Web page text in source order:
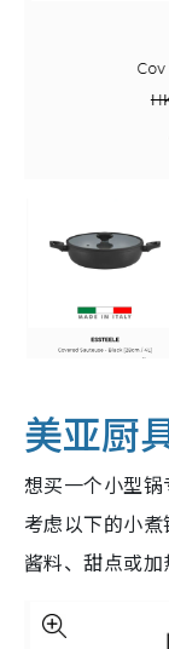
美亚厨
想买一个小型
考虑以下的小
酱料、甜点或加